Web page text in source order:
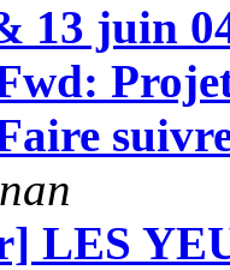
13 juin
LES